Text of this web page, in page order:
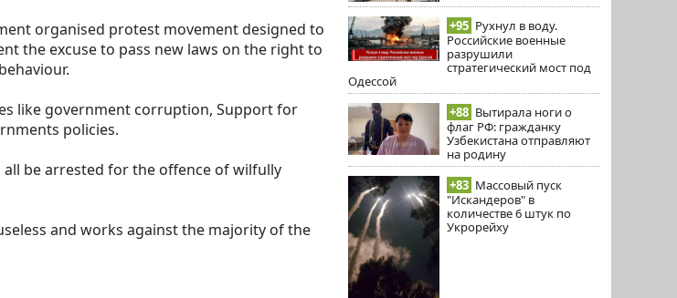
+95 Рухнул в воду.
Российские военные
разрушили
стратегический мост под
Одессой
+88 Вытирала ноги о
флаг РФ: гражданку
Узбекистана отправляют
на родину
+83 Массовый пуск
"Искандеров" в
количестве 6 штук по
Укрорейху
organised protest movement designed to
the excuse to pass new laws on the right to
like government corruption, Support for
policies.
be arrested for the offence of wilfully
and works against the majority of the